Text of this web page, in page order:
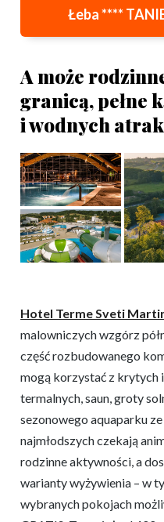
Łeba ****
A może
granicą, pełne
i wodnych
Hotel Terme Sveti
malowniczych wzgórz
część rozbudowanego
mogą korzystać z krytych
termalnych, saun, groty
sezonowego aquaparku
najmłodszych czekają
rodzinne aktywności, a
warianty wyżywienia – w
wybranych pokojach